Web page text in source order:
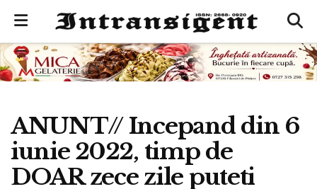
ANUNT// Incepand din 6
iunie 2022, timp de
DOAR zece zile puteti